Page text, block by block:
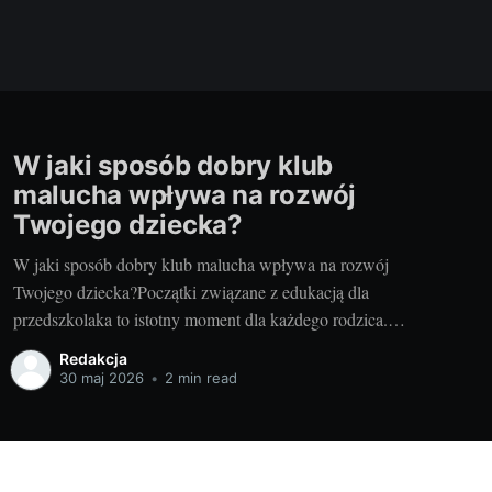
W jaki sposób dobry klub
malucha wpływa na rozwój
Twojego dziecka?
W jaki sposób dobry klub malucha wpływa na rozwój
Twojego dziecka?Początki związane z edukacją dla
przedszkolaka to istotny moment dla każdego rodzica.
Chodzi o to, aby wybrać najlepszy dla naszego dziecka
klub malucha. My, jako doświadczeni rodzice i blogerzy,
Redakcja
30 maj 2026 • 2 min read